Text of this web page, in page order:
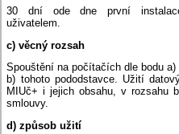
30 dní ode dne první
uživatelem.
c) věcný rozsah
Spouštění na počítačích dle bodu
b) tohoto pododstavce. Užití
MIUč+ i jejich obsahu, v rozsahu
smlouvy.
d) způsob užití